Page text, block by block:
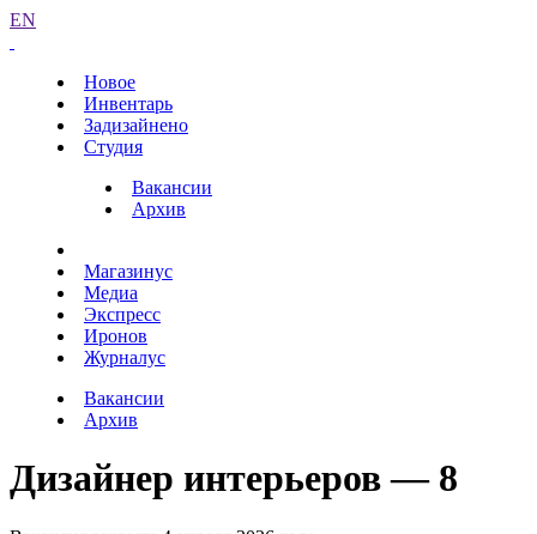
EN
Новое
Инвентарь
Задизайнено
Студия
Вакансии
Архив
Магазинус
Медиа
Экспресс
Иронов
Журналус
Вакансии
Архив
Дизайнер интерьеров — 8